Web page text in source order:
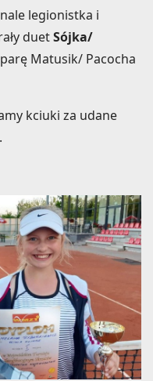
legionistka i
duetSójka/
Matusik/ Pacocha
kciuki za udane